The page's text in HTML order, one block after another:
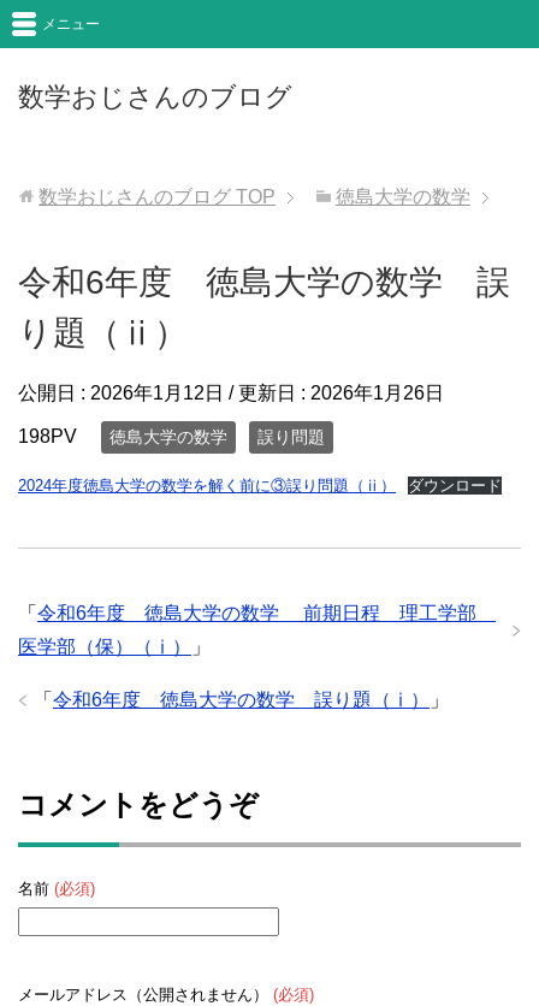
数学おじさんのブログ
メニュー
数学おじさんのブログ TOP 徳島大学の数学
令和6年度 徳島大学の数学 誤
り題（ⅱ）
公開日 : 2026年1月12日 / 更新日 : 2026年1月26日
198PV 徳島大学の数学 誤り問題
2024年度徳島大学の数学を解く前に③誤り問題（ⅱ） ダウンロード
「 令和6年度 徳島大学の数学 前期日程 理工学部
医学部（保）（ⅰ）
」
「 令和6年度 徳島大学の数学 誤り題（ⅰ） 」
コメントをどうぞ
名前 (必須)
メールアドレス（公開されません） (必須)